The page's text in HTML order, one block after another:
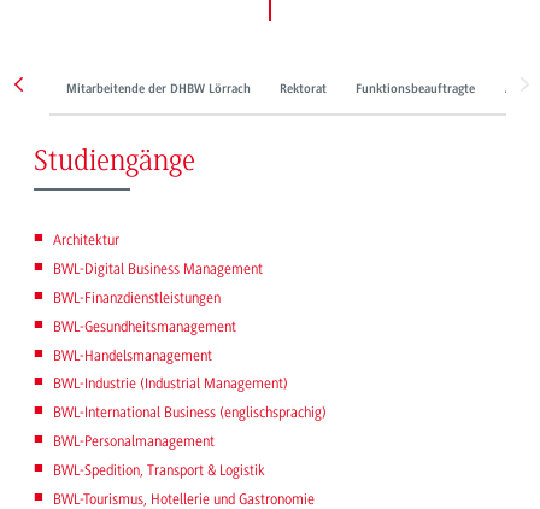
Mitarbeitende der DHBW Lörrach Rektorat Funktionsbeauftragte
Studiengänge
Architektur
BWL-Digital Business Management
BWL-Finanzdienstleistungen
BWL-Gesundheitsmanagement
BWL-Handelsmanagement
BWL-Industrie (Industrial Management)
BWL-International Business (englischsprachig)
BWL-Personalmanagement
BWL-Spedition, Transport & Logistik
BWL-Tourismus, Hotellerie und Gastronomie